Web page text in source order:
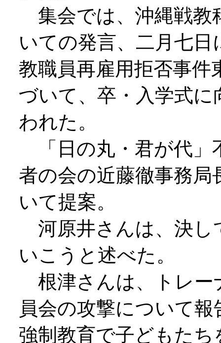
集会では、沖縄戦教
いての発言、二月七
教職員再雇用拒否事件
づいて、卒・入学式
われた。
「日の丸・君が代」
者の会の近藤徹事務
いて提案。
河原井さんは、決し
いこうと述べた。
根津さんは、トレー
員会の攻撃について
強制教育で子どもた